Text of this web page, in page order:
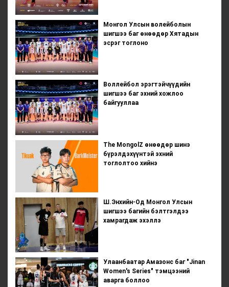
Монгол Улсын волейболын
шигшээ баг өнөөдөр Хятадын
эсрэг тоглоно
Воллейбол эрэгтэйчүүдийн
шигшээ баг эхний хожлоо
байгууллаа
The MongolZ өнөөдөр шинэ
бүрэлдэхүүнтэй эхний
тоглолтоо хийнэ
Ш.Энхийн-Од Монгол Улсын
шигшээ багийн бэлтгэлдээ
хамрагдаж эхэллэ
Улаанбаатар Амазонс баг "Jinan
Women's Series" тэмцээний
аварга боллоо